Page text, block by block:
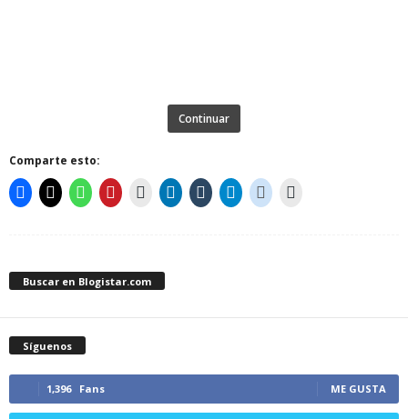
Continuar
Comparte esto:
Buscar en Blogistar.com
Síguenos
1,396 Fans ME GUSTA